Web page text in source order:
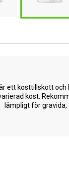
ett kosttillskott och
kost.
lämpligt för